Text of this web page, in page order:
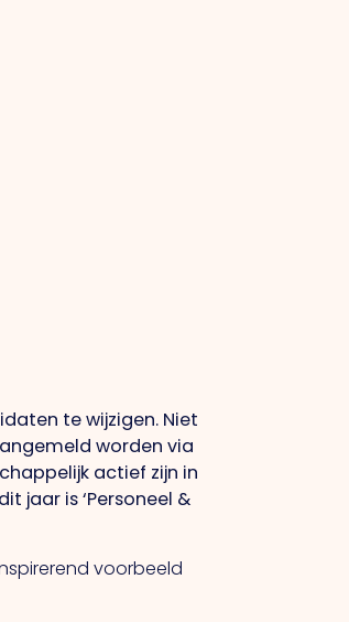
te wijzigen. Niet
worden via
actief zijn in
jaar is ‘Personeel &
voorbeeld